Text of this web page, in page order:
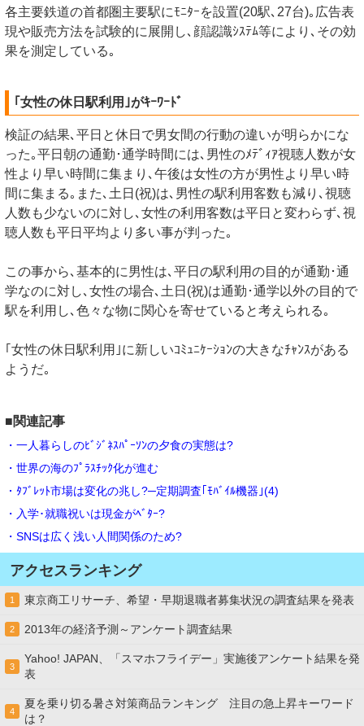
各主要鉄道の首都圏主要駅にﾓﾆﾀｰを設置(20駅､27台)｡広告表
現や販売方法を試験的に展開し､顔認識ｼｽﾃﾑ等により､その効
果を測定している｡
｢女性の休日駅利用｣がｷｰﾜｰﾄﾞ
検証の結果､平日と休日で男女間の行動の違いが明らかにな
った｡平日朝の通勤･通学時間には､男性のﾒﾃﾞｨｱ視聴人数が女
性より早い時間に集まり､午後は女性の方が男性より早い時
間に集まる｡また､土日(祝)は､男性の駅利用客数も減り､視聴
人数も少ないのに対し､女性の利用客数は平日と変わらず､視
聴人数も平日平均より多い事が判った｡
この事から､基本的に男性は､平日の駅利用の目的が通勤･通
学なのに対し､女性の場合､土日(祝)は通勤･通学以外の目的で
駅を利用し､色々な物に関心を寄せていると考えられる｡
｢女性の休日駅利用｣に新しいｺﾐｭﾆｹｰｼｮﾝの大きなﾁｬﾝｽがある
ようだ｡
■関連記事
・一人暮らしのﾋﾞｼﾞﾈｽﾊﾟｰｿﾝの夕食の実態は?
・世界の海のﾌﾟﾗｽﾁｯｸ化が進む
・ﾀﾌﾞﾚｯﾄ市場は変化の兆し?─定期調査｢ﾓﾊﾞｲﾙ機器｣(4)
・入学･就職祝いは現金がﾍﾞﾀｰ?
・SNSは広く浅い人間関係のため?
アクセスランキング
1 東京商工リサーチ、希望・早期退職者募集状況の調査結果を発表
2 2013年の経済予測～アンケート調査結果
3
Yahoo! JAPAN、「スマホフライデー」実施後アンケート結果を発
表
4
夏を乗り切る暑さ対策商品ランキング 注目の急上昇キーワード
は？